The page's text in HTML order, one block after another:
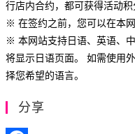
行店内合约，都可获得活动积
※ 在签约之前，您可以在本
※ 本网站支持日语、英语、
将显示日语页面。 如需使用
择您希望的语言。
分享